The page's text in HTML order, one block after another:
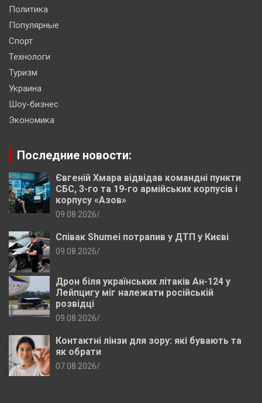
Политика
Популярные
Спорт
Технологи
Туризм
Украина
Шоу-бизнес
Экономика
Последние новости:
Євгеній Хмара відвідав командні пункти
СБС, 3-го та 19-го армійських корпусів і
корпусу «Азов»
09.08.2026
Співак Shumei потрапив у ДТП у Києві
09.08.2026
Дрон біля українських літаків Ан-124 у
Лейпцигу міг належати російській
розвідці
09.08.2026
Контактні лінзи для зору: які бувають та
як обрати
07.08.2026